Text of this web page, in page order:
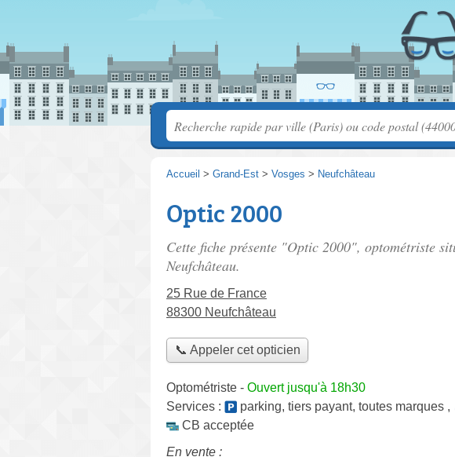
Accueil > Grand-Est > Vosges > Neufchâteau
Optic 2000
Cette fiche présente "Optic 2000", optométriste
Neufchâteau.
25 Rue de France
88300 Neufchâteau
📞 Appeler cet opticien
Optométriste - Ouvert jusqu'à 18h30
Services :
parking, tiers payant, toutes marques ,
CB acceptée
En vente :